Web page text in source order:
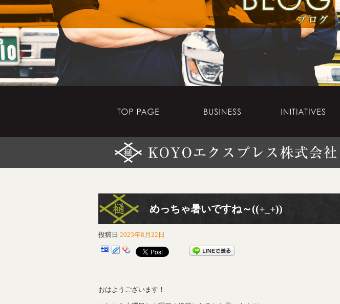
めっちゃ暑いですね～((+_+))
投稿日 2023年8月22日
おはようございます！